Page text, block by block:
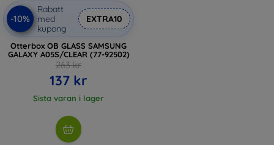
-10%
Rabatt
med
kupong
EXTRA10
Otterbox OB GLASS SAMSUNG
GALAXY A05S/CLEAR (77-92502)
263 kr
137 kr
Sista varan i lager